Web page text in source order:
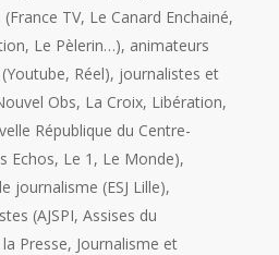
TV, Le Canard Enchainé,
Le Pèlerin…), animateurs
Réel), journalistes et
Obs, La Croix, Libération,
République du Centre-
Echos, Le 1, Le Monde),
journalisme (ESJ Lille),
(AJSPI, Assises du
Presse, Journalisme et